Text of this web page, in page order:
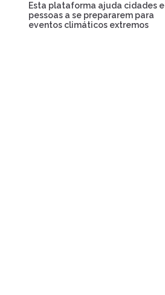
Esta plataforma ajuda cidades e
pessoas a se prepararem para
eventos climáticos extremos